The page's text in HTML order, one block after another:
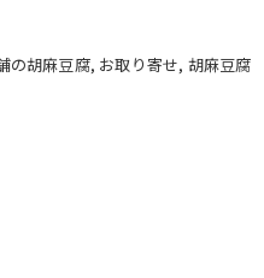
の胡麻豆腐 お取り寄せ 胡麻豆腐